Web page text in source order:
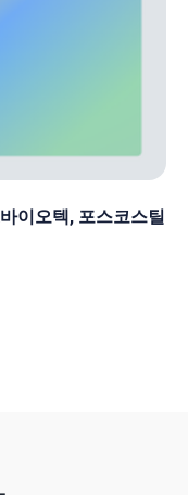
이오텍, 포스코스틸